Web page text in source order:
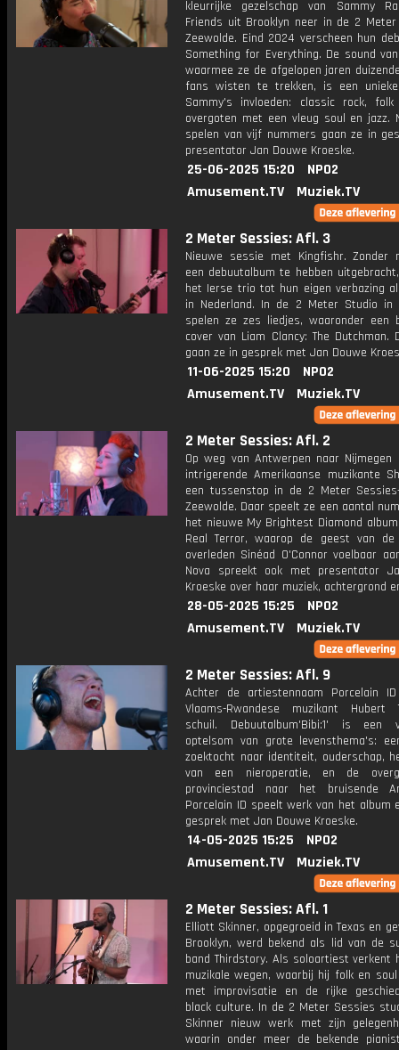
kleurrijke gezelschap van Sammy
Friends uit Brooklyn neer in de 2
Zeewolde. Eind 2024 verscheen hun
Something for Everything. De sound
waarmee ze de afgelopen jaren
fans wisten te trekken, is een
Sammy's invloeden: classic rock,
overgoten met een vleug soul en jazz.
spelen van vijf nummers gaan ze in
presentator Jan Douwe Kroeske.
25-06-2025 15:20
NPO2
Amusement.TV
Muziek.TV
2 Meter Sessies: Afl. 3
Nieuwe sessie met Kingfishr. Zonder
een debuutalbum te hebben
het Ierse trio tot hun eigen verbazing
in Nederland. In de 2 Meter Studio in
spelen ze zes liedjes, waaronder een
cover van Liam Clancy: The Dutchman.
gaan ze in gesprek met Jan Douwe
11-06-2025 15:20
NPO2
Amusement.TV
Muziek.TV
2 Meter Sessies: Afl. 2
Op weg van Antwerpen naar Nijmegen
intrigerende Amerikaanse muzikante
een tussenstop in de 2 Meter
Zeewolde. Daar speelt ze een aantal
het nieuwe My Brightest Diamond
Real Terror, waarop de geest van
overleden Sinéad O'Connor voelbaar
Nova spreekt ook met presentator
Kroeske over haar muziek, achtergrond
28-05-2025 15:25
NPO2
Amusement.TV
Muziek.TV
2 Meter Sessies: Afl. 9
Achter de artiestennaam Porcelain
Vlaams-Rwandese muzikant Hubert
schuil. Debuutalbum'Bibi:1' is een
optelsom van grote levensthema's:
zoektocht naar identiteit, ouderschap,
van een nieroperatie, en de
provinciestad naar het bruisende
Porcelain ID speelt werk van het album
gesprek met Jan Douwe Kroeske.
14-05-2025 15:25
NPO2
Amusement.TV
Muziek.TV
2 Meter Sessies: Afl. 1
Elliott Skinner, opgegroeid in Texas en
Brooklyn, werd bekend als lid van de
band Thirdstory. Als soloartiest verkent
muzikale wegen, waarbij hij folk en
met improvisatie en de rijke
black culture. In de 2 Meter Sessies
Skinner nieuw werk met zijn
waarin onder meer de bekende